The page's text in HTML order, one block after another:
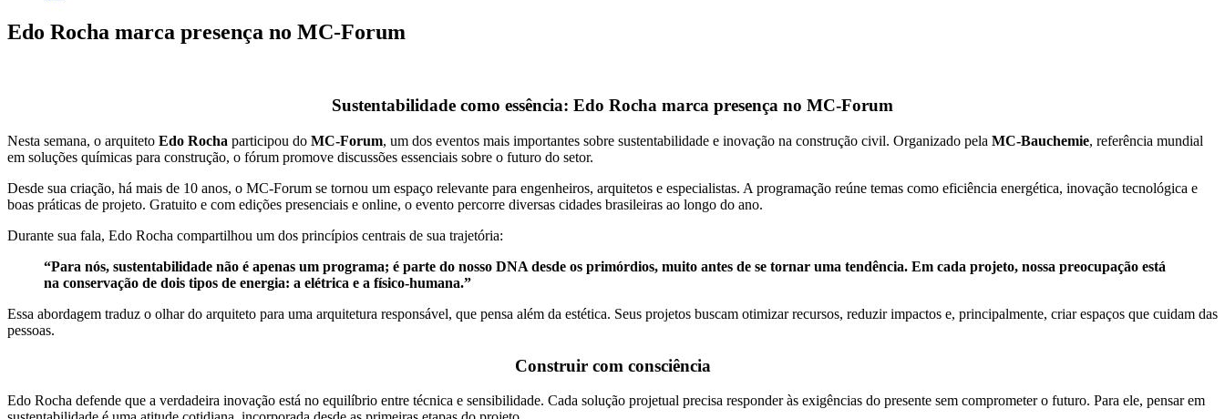
Edo Rocha marca presença no MC-Forum
Sustentabilidade como essência: Edo Rocha marca presença no MC-Forum
Nesta semana, o arquiteto Edo Rocha participou do MC-Forum, um dos eventos mais importantes sobre sustentabilidade e inovação na construção civil. Organizado pela MC-Bauchemie, referência mundial
em soluções químicas para construção, o fórum promove discussões essenciais sobre o futuro do setor.
Desde sua criação, há mais de 10 anos, o MC-Forum se tornou um espaço relevante para engenheiros, arquitetos e especialistas. A programação reúne temas como eficiência energética, inovação tecnológica e
boas práticas de projeto. Gratuito e com edições presenciais e online, o evento percorre diversas cidades brasileiras ao longo do ano.
Durante sua fala, Edo Rocha compartilhou um dos princípios centrais de sua trajetória:
“Para nós, sustentabilidade não é apenas um programa; é parte do nosso DNA desde os primórdios, muito antes de se tornar uma tendência. Em cada projeto, nossa preocupação está
na conservação de dois tipos de energia: a elétrica e a físico-humana.”
Essa abordagem traduz o olhar do arquiteto para uma arquitetura responsável, que pensa além da estética. Seus projetos buscam otimizar recursos, reduzir impactos e, principalmente, criar espaços que cuidam das
pessoas.
Construir com consciência
Edo Rocha defende que a verdadeira inovação está no equilíbrio entre técnica e sensibilidade. Cada solução projetual precisa responder às exigências do presente sem comprometer o futuro. Para ele, pensar em